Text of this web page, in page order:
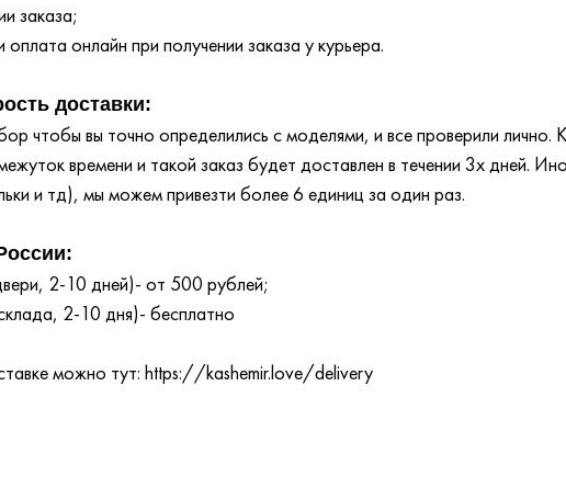
заказа;
онлайн при получении заказа у курьера.
доставки:
чтобы вы точно определились с моделями, и все проверили лично.
времени и такой заказ будет доставлен в течении 3х дней.
и тд), мы можем привезти более 6 единиц за один раз.
2-10 дней)- от 500 рублей;
2-10 дня)- бесплатно
можно тут: https://kashemir.love/delivery